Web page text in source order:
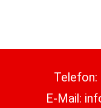
Telefon:
E-Mail: